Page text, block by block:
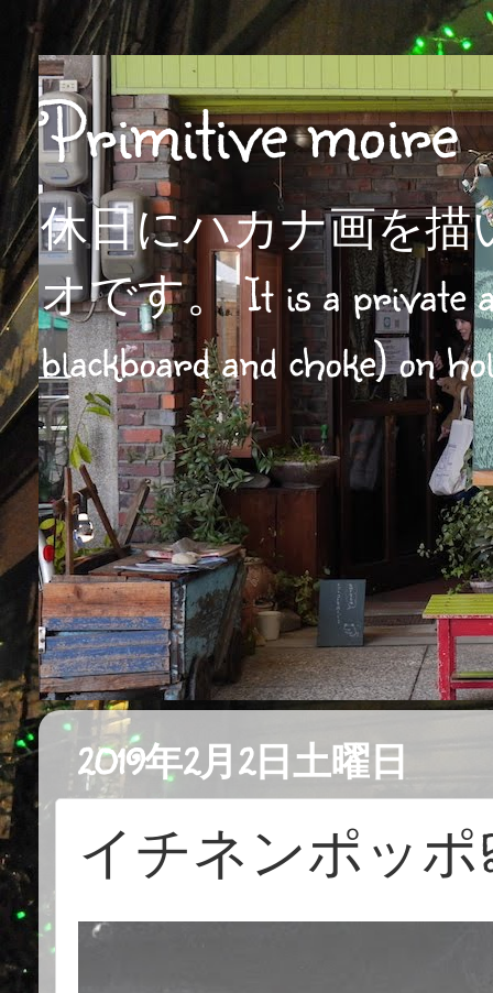
Primitive moire
休日にハカナ画を
オです。 It is a private
blackboard and choke) on
2019年2月2日土曜日
イチネンポッ